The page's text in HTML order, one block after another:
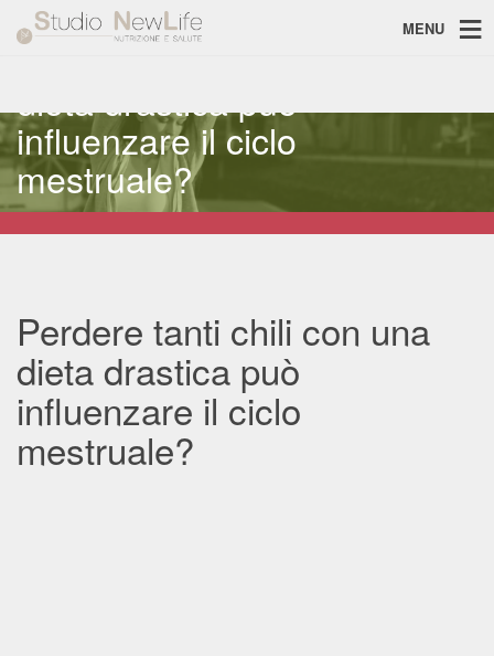
MENU
Perdere tanti chili con una
dieta drastica può
influenzare il ciclo
mestruale?
Perdere tanti chili con una
dieta drastica può
influenzare il ciclo
mestruale?